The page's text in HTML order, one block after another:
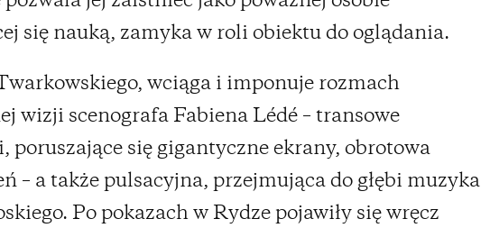
się nauką, zamyka w roli obiektu do oglądania.
wciąga i imponuje rozmach
wizji scenografa Fabiena Lédé – transowe
poruszające się gigantyczne ekrany, obrotowa
– a także pulsacyjna, przejmująca do głębi muzyka
Po pokazach w Rydze pojawiły się wręcz